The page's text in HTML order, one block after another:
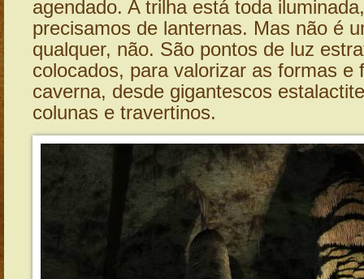
agendado. A trilha está toda
precisamos de lanternas. Mas não é
qualquer, não. São pontos de luz
colocados, para valorizar as formas e
caverna, desde gigantescos
colunas e travertinos.